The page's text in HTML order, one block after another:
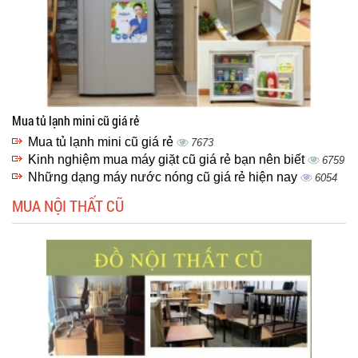
Mua tủ lạnh mini cũ giá rẻ
Mua tủ lạnh mini cũ giá rẻ 7673
Kinh nghiệm mua máy giặt cũ giá rẻ bạn nên biết 6759
Những dạng máy nước nóng cũ giá rẻ hiện nay 6054
MUA NỘI THẤT CŨ